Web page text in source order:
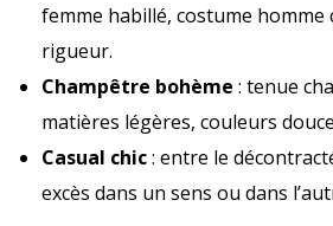
femme habillé, costume homme
rigueur.
Champêtre bohème : tenue
matières légères, couleurs
Casual chic: entre le
excès dans un sens ou dans